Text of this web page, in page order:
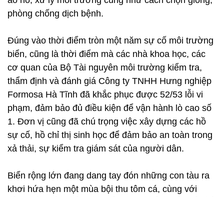
phòng chống dịch bệnh.
Đúng vào thời điểm tròn một năm sự cố môi trường
biển, cũng là thời điểm mà các nhà khoa học, các
cơ quan của Bộ Tài nguyên môi trường kiểm tra,
thẩm định và đánh giá Công ty TNHH Hưng nghiệp
Formosa Hà Tĩnh đã khắc phục được 52/53 lỗi vi
phạm, đảm bảo đủ điều kiện để vận hành lò cao số
1. Đơn vị cũng đã chú trọng việc xây dựng các hồ
sự cố, hồ chỉ thị sinh học để đảm bảo an toàn trong
xả thải, sự kiểm tra giám sát của người dân.
Biển rộng lớn đang dang tay đón những con tàu ra
khơi hứa hẹn một mùa bội thu tôm cá, cùng với